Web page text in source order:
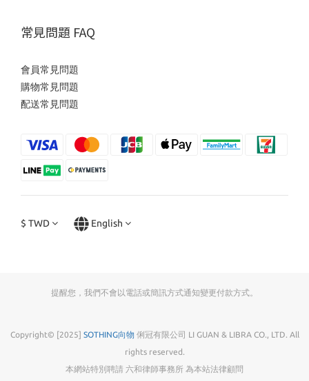
常見問題 FAQ
會員常見問題
購物常見問題
配送常見問題
$ TWD English
提醒您，我們不會以電話或簡訊方式通知變更付款方式。
Copyright© [2025] SOTHING向物 俐冠有限公司 LI GUAN & LIBRA CO., LTD. All
rights reserved.
本網站特別聘請 六和律師事務所 為本站法律顧問